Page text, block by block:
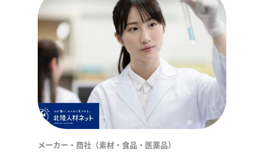
メーカー・商社（素材・食品・医薬品）